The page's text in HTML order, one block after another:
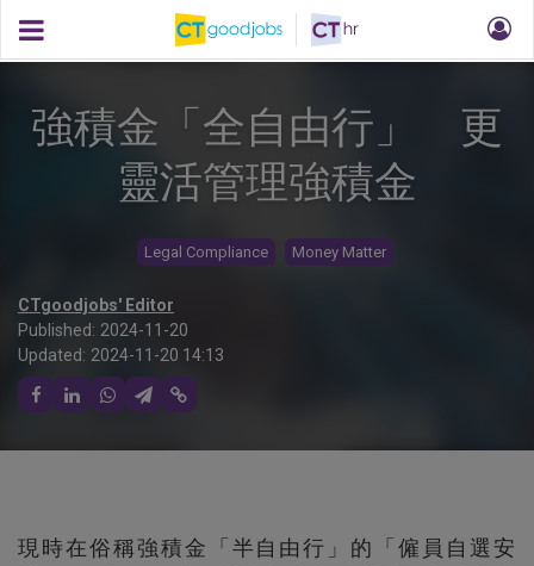
強積金「全自由行」 更
靈活管理強積金
Legal Compliance Money Matter
CTgoodjobs' Editor
Published: 2024-11-20
Updated: 2024-11-20 14:13
現時在俗稱強積金「半自由行」的「僱員自選安